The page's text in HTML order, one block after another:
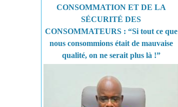
CONSOMMATION ET DE LA
SÉCURITÉ DES
CONSOMMATEURS : “Si tout ce que
nous consommions était de mauvaise
qualité, on ne serait plus là !”